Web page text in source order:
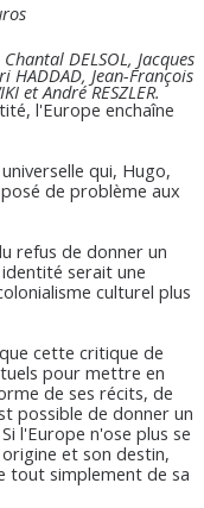
DELSOL, Jacques
HADDAD, Jean-François
et André RESZLER.
l'Europe enchaîne
qui, Hugo,
de problème aux
de donner un
serait une
culturel plus
cette critique de
pour mettre en
de ses récits, de
possible de donner un
l'Europe n'ose plus se
et son destin,
tout simplement de sa